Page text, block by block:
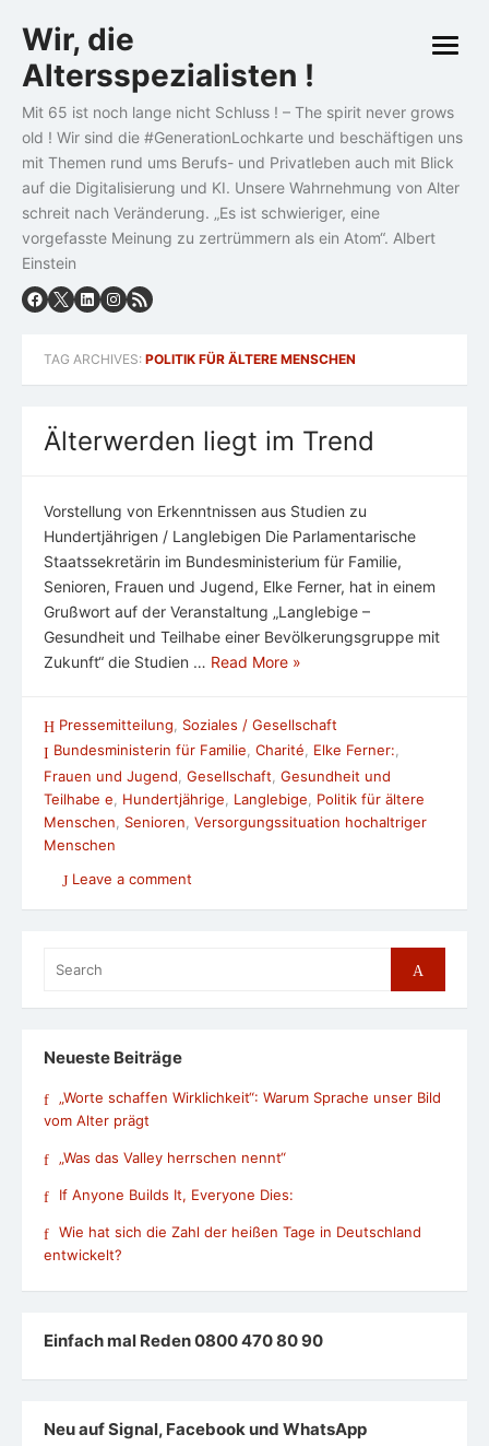
to
content
Wir, die
Altersspezialisten !
Mit 65 ist noch lange nicht Schluss ! – The spirit never grows
old ! Wir sind die #GenerationLochkarte und beschäftigen uns
mit Themen rund ums Berufs- und Privatleben auch mit Blick
auf die Digitalisierung und KI. Unsere Wahrnehmung von Alter
schreit nach Veränderung. „Es ist schwieriger, eine
vorgefasste Meinung zu zertrümmern als ein Atom“. Albert
Einstein
open
TAG ARCHIVES: POLITIK FÜR ÄLTERE MENSCHEN
Älterwerden liegt im Trend
Vorstellung von Erkenntnissen aus Studien zu
Hundertjährigen / Langlebigen Die Parlamentarische
Staatssekretärin im Bundesministerium für Familie,
Senioren, Frauen und Jugend, Elke Ferner, hat in einem
Grußwort auf der Veranstaltung „Langlebige –
Gesundheit und Teilhabe einer Bevölkerungsgruppe mit
Zukunft“ die Studien … Read More »
Pressemitteilung
Soziales / Gesellschaft
Bundesministerin für Familie, Charité, Elke Ferner:,
Frauen und Jugend Gesellschaft Gesundheit und
Teilhabe e
Hundertjährige Langlebige
Politik für ältere
Menschen
Senioren Versorgungssituation hochaltriger
Menschen
Leave a comment
for:
Search
Neueste Beiträge
„Worte schaffen Wirklichkeit“: Warum Sprache unser Bild
vom Alter prägt
„Was das Valley herrschen nennt“
If Anyone Builds It, Everyone Dies:
Wie hat sich die Zahl der heißen Tage in Deutschland
entwickelt?
Einfach mal Reden 0800 470 80 90
Neu auf Signal, Facebook und WhatsApp